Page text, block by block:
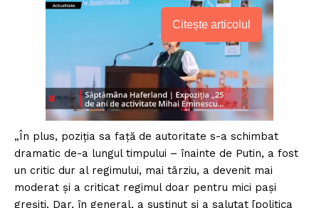
Citește articolul
„În plus, poziția sa față de autoritate s-a schimbat
dramatic de-a lungul timpului – înainte de Putin, a fost
un critic dur al regimului, mai târziu, a devenit mai
moderat și a criticat regimul doar pentru mici pași
greșiți. Dar, în general, a susținut și a salutat [politica